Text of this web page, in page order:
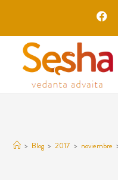
> Blog > 2017 > noviembre